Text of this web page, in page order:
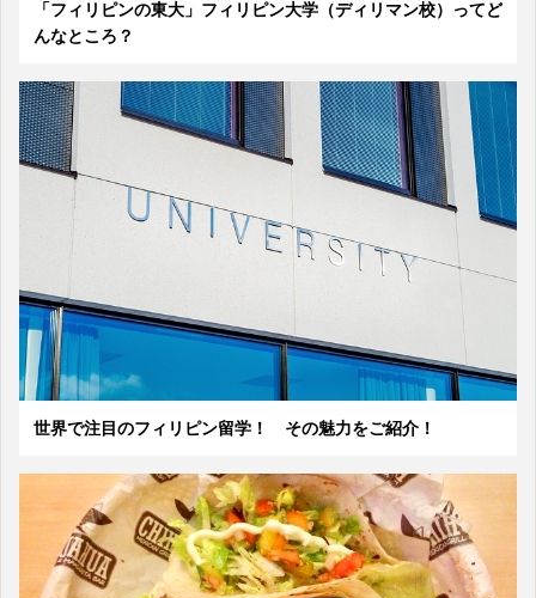
「フィリピンの東大」フィリピン大学（ディリマン校）ってど
んなところ？
世界で注目のフィリピン留学！ その魅力をご紹介！